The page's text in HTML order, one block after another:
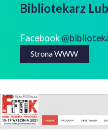
Bibliotekarz
Facebook
Strona WWW